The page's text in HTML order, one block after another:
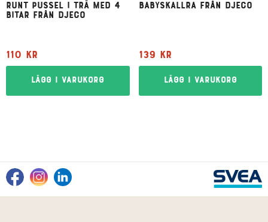
Runt pussel i trä med 4
bitar från Djeco
110 kr
Lägg i varukorg
Babyskallra från Djeco
139 kr
Lägg i varukorg